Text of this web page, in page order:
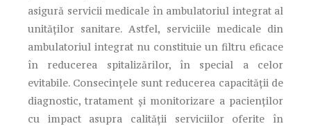
asigură servicii medicale în ambulatoriul integrat al
unităţilor sanitare. Astfel, serviciile medicale din
ambulatoriul integrat nu constituie un filtru eficace
în reducerea spitalizărilor, în special a celor
evitabile. Consecințele sunt reducerea capacităţii de
diagnostic, tratament şi monitorizare a pacienţilor
cu impact asupra calităţii serviciilor oferite în